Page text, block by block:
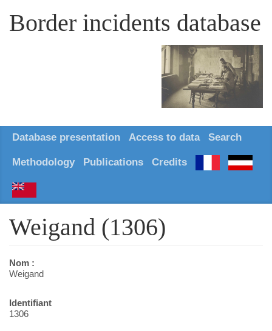
Border incidents database
Database presentation Access to data Search
Methodology Publications Credits
Weigand (1306)
Nom :
Weigand
Identifiant
1306